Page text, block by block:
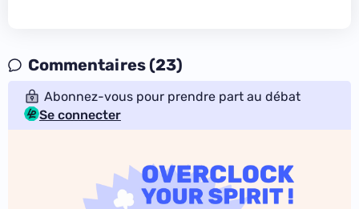
Commentaires (23)
Abonnez-vous pour prendre part au débat
Se connecter